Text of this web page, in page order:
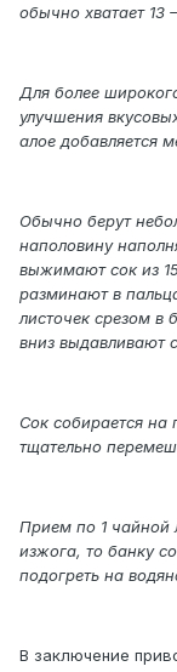
обычно хватает 13
Для более
улучшения
алое добавляется
Обычно берут
наполовину
выжимают сок из
разминают в
листочек срезом в
вниз выдавливают
Сок собирается на
тщательно
Прием по 1 чайной
изжога, то банку
подогреть на
В заключение